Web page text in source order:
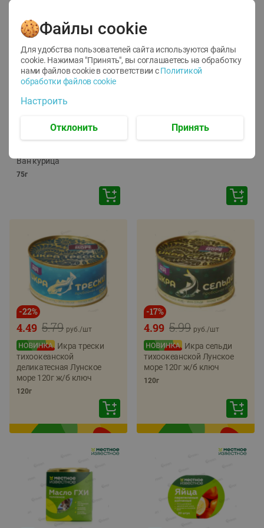
12
1.05 руб./
руб./шт
Корм влаж. для кош. с
Ван курица
75г
ТОФУ Vegetus ТВЕРДЫЙ
-22%
5.79
4.49 руб./шт
Икра трески
тихоокеанской
деликатесная Лунское
море 120г ж/б ключ
120г
-17%
5.99
4.99 руб./шт
Икра сельди
тихоокеанской Лунское
море 120г ж/б ключ
120г
Файлы cookie
Для удобства пользователей сайта используются файлы
cookie. Нажимая "Принять", вы соглашаетесь на обработку
нами файлов cookie в соответствии с Политикой
обработки файлов cookie
Настроить
Отклонить Принять